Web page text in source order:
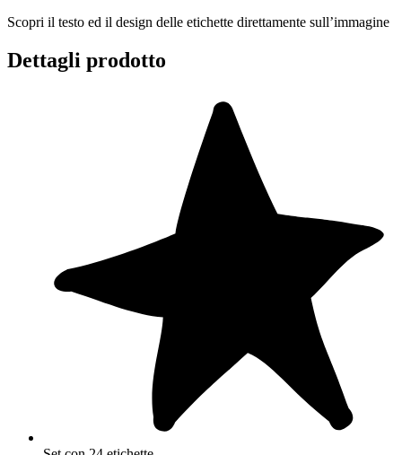
Scopri il testo ed il design delle etichette direttamente sull’immagine
Le etichette sono scrivibili con un pennarello indelebile e potrai
Dettagli prodotto